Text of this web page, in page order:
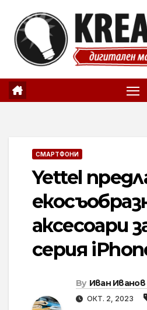
content
СМАРТФОНИ
Yettel
аксесоари
серия
By Иван Иванов
ОКТ. 2, 2023